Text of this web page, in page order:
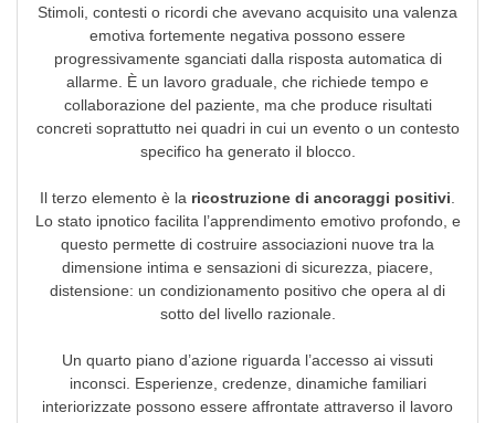
Stimoli, contesti o ricordi che avevano acquisito una valenza
emotiva fortemente negativa possono essere
progressivamente sganciati dalla risposta automatica di
allarme. È un lavoro graduale, che richiede tempo e
collaborazione del paziente, ma che produce risultati
concreti soprattutto nei quadri in cui un evento o un contesto
specifico ha generato il blocco.
Il terzo elemento è la ricostruzione di ancoraggi positivi
Lo stato ipnotico facilita l’apprendimento emotivo profondo, e
questo permette di costruire associazioni nuove tra la
dimensione intima e sensazioni di sicurezza, piacere,
distensione: un condizionamento positivo che opera al di
sotto del livello razionale.
Un quarto piano d’azione riguarda l’accesso ai vissuti
inconsci. Esperienze, credenze, dinamiche familiari
interiorizzate possono essere affrontate attraverso il lavoro